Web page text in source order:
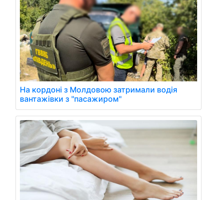
На кордоні з Молдовою затримали водія
вантажівки з "пасажиром"